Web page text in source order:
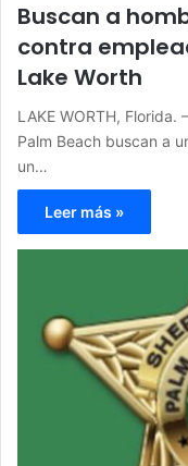
Buscan a
contra
Lake Worth
LAKE WORTH,
Palm Beach buscan a
un…
Leer más »